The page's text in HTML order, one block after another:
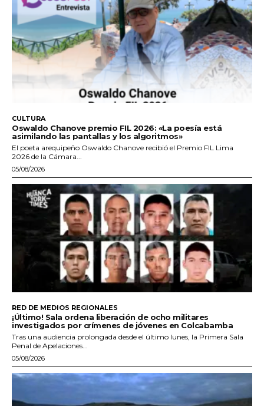
CULTURA
Oswaldo Chanove premio FIL 2026: «La poesía está
asimilando las pantallas y los algoritmos»
El poeta arequipeño Oswaldo Chanove recibió el Premio FIL Lima
2026 de la Cámara...
05/08/2026
RED DE MEDIOS REGIONALES
¡Último! Sala ordena liberación de ocho militares
investigados por crímenes de jóvenes en Colcabamba
Tras una audiencia prolongada desde el último lunes, la Primera Sala
Penal de Apelaciones...
05/08/2026